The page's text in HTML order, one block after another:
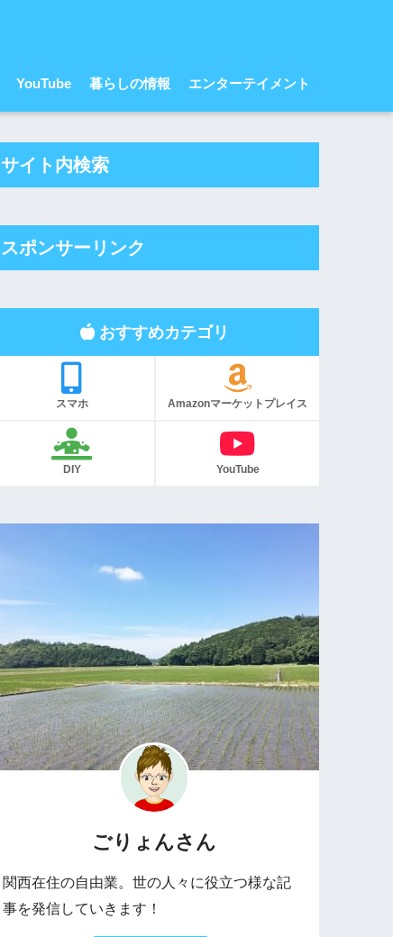
YouTube 暮らしの情報 エンターテイメント
サイト内検索
スポンサーリンク
おすすめカテゴリ
スマホ Amazonマーケットプレイス
DIY YouTube
ごりょんさん
関西在住の自由業。世の人々に役立つ様な記
事を発信していきます！